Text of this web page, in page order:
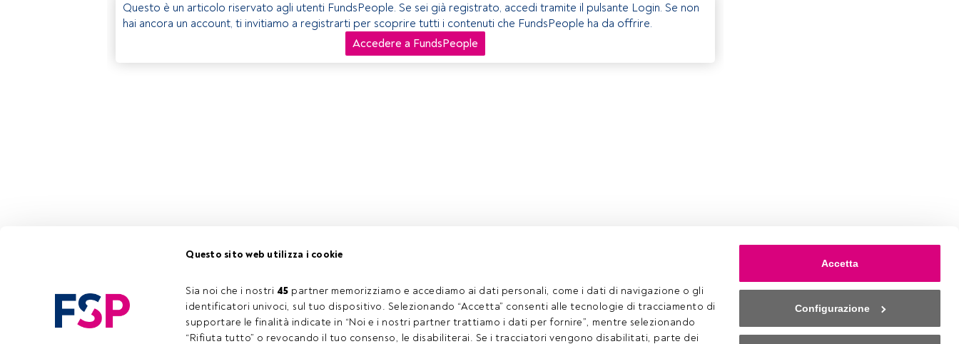
Questo sito web utilizza i cookie
Sia noi che i nostri 45 partner memorizziamo e accediamo ai dati personali, come i dati di navigazione o gli
identificatori univoci, sul tuo dispositivo. Selezionando “Accetta” consenti alle tecnologie di tracciamento di
supportare le finalità indicate in “Noi e i nostri partner trattiamo i dati per fornire”, mentre selezionando
“Rifiuta tutto” o revocando il tuo consenso, le disabiliterai. Se i tracciatori vengono disabilitati, parte dei
Accetta
Configurazione
Questo è un articolo riservato agli utenti FundsPeople. Se sei già registrato, accedi tramite il pulsante Login. Se non
hai ancora un account, ti invitiamo a registrarti per scoprire tutti i contenuti che FundsPeople ha da offrire.
Accedere a FundsPeople